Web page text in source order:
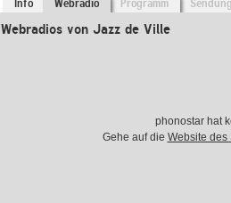
Info Webradio Programm
Webradios von Jazz de Ville
phonostar hat
Gehe auf die Website des